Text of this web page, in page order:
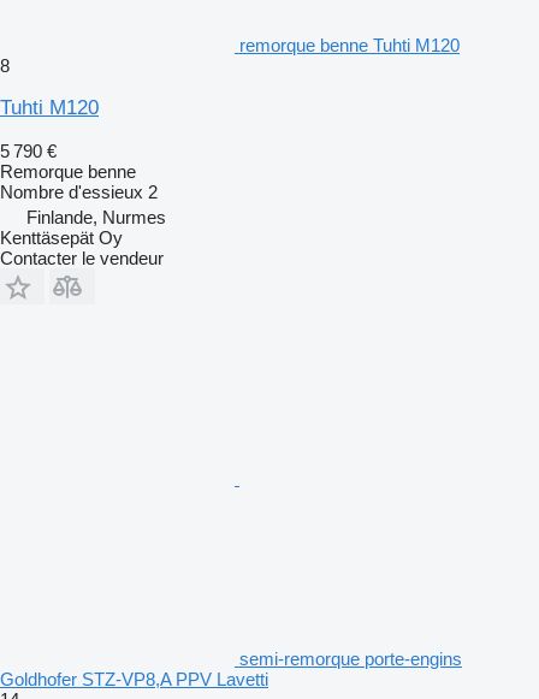
remorque benne Tuhti M120
8
Tuhti M120
5 790 €
Remorque benne
Nombre d'essieux 2
Finlande, Nurmes
Kenttäsepät Oy
Contacter le vendeur
semi-remorque porte-engins
Goldhofer STZ-VP8,A PPV Lavetti